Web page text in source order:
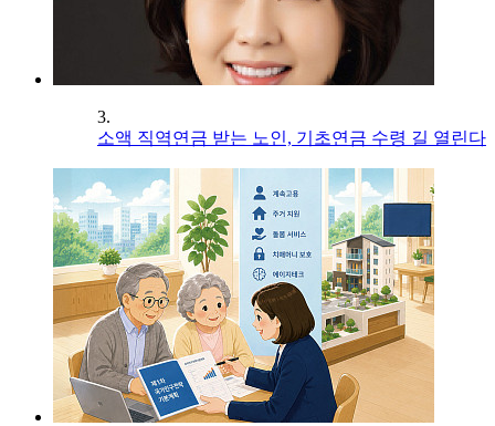
3.
소액 직역연금 받는 노인, 기초연금 수령 길 열린다